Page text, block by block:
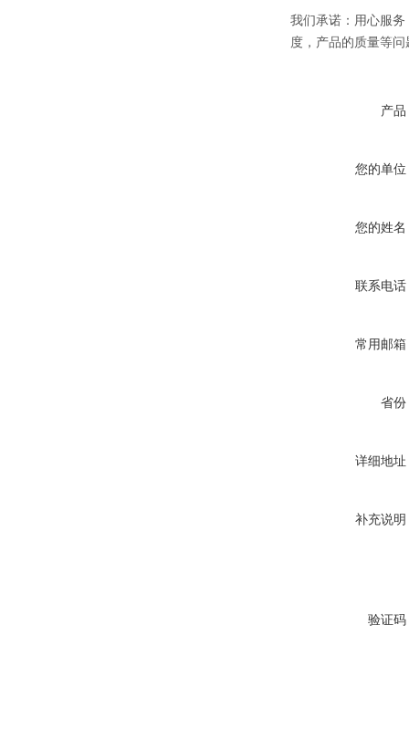
我们承诺：用心服
度，产品的质量等
产品
您的单位
您的姓名
联系电话
常用邮箱
省份
详细地址
补充说明
验证码